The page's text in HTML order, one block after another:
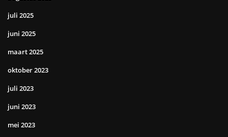
juli 2025
juni 2025
maart 2025
oktober 2023
juli 2023
juni 2023
mei 2023